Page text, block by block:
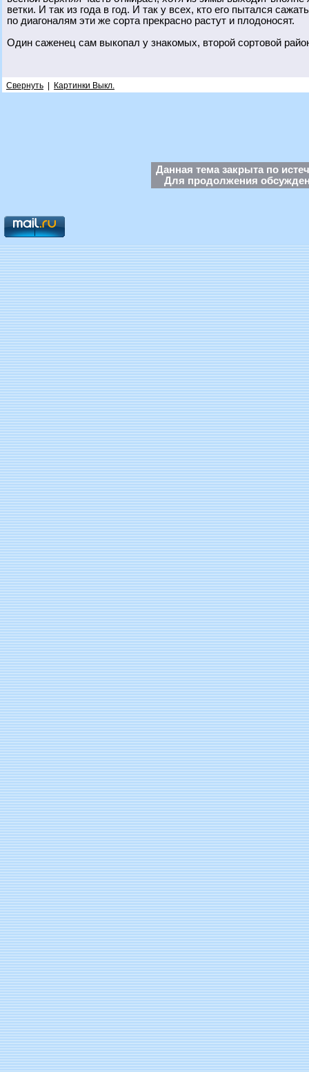
ветки. И так из года в год. И так у всех, кто его пытался
по диагоналям эти же сорта прекрасно растут и плодоносят.
Один саженец сам выкопал у знакомых, второй сортовой
Свернуть Картинки Выкл.
Данная тема закрыта по
Для продолжения